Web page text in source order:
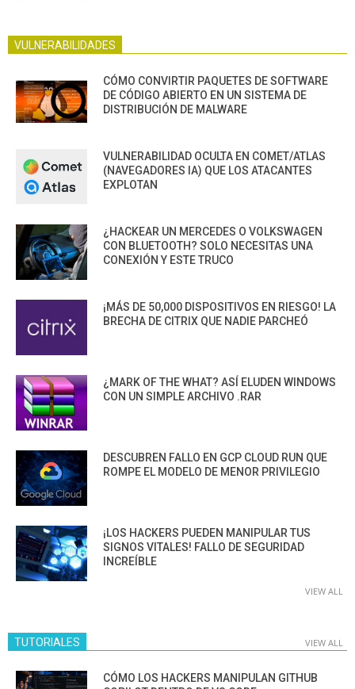
VULNERABILIDADES
CÓMO CONVIRTIR PAQUETES DE SOFTWARE
DE CÓDIGO ABIERTO EN UN SISTEMA DE
DISTRIBUCIÓN DE MALWARE
VULNERABILIDAD OCULTA EN COMET/ATLAS
(NAVEGADORES IA) QUE LOS ATACANTES
EXPLOTAN
¿HACKEAR UN MERCEDES O VOLKSWAGEN
CON BLUETOOTH? SOLO NECESITAS UNA
CONEXIÓN Y ESTE TRUCO
¡MÁS DE 50,000 DISPOSITIVOS EN RIESGO! LA
BRECHA DE CITRIX QUE NADIE PARCHEÓ
¿MARK OF THE WHAT? ASÍ ELUDEN WINDOWS
CON UN SIMPLE ARCHIVO .RAR
DESCUBREN FALLO EN GCP CLOUD RUN QUE
ROMPE EL MODELO DE MENOR PRIVILEGIO
¡LOS HACKERS PUEDEN MANIPULAR TUS
SIGNOS VITALES! FALLO DE SEGURIDAD
INCREÍBLE
VIEW ALL
TUTORIALES VIEW ALL
CÓMO LOS HACKERS MANIPULAN GITHUB